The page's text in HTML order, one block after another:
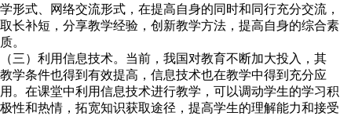
学形式、网络交流形式，在提高自身的同时和同行充分交流，
取长补短，分享教学经验，创新教学方法，提高自身的综合素
质。
（三）利用信息技术。当前，我国对教育不断加大投入，其
教学条件也得到有效提高，信息技术也在教学中得到充分应
用。在课堂中利用信息技术进行教学，可以调动学生的学习积
极性和热情，拓宽知识获取途径，提高学生的理解能力和接受